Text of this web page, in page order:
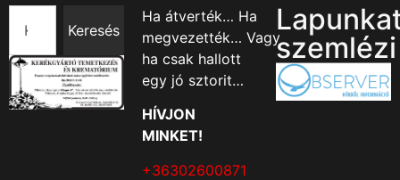
Keresés
Ha átverték… Ha
megvezették… Vagy
ha csak hallott
egy jó sztorit…
HÍVJON
MINKET!
+36302600871
szemlézi